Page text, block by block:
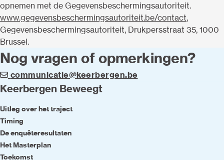
opnemen met de Gegevensbeschermingsautoriteit.
www.gegevensbeschermingsautoriteit.be/contact,
Gegevensbeschermingsautoriteit, Drukpersstraat 35, 1000
Brussel.
Nog vragen of opmerkingen?
communicatie@keerbergen.be
Keerbergen Beweegt
Uitleg over het traject
Timing
De enquêteresultaten
Het Masterplan
Toekomst